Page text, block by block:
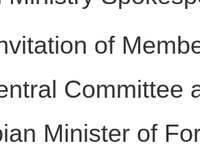
of
Committee
Minister of
品抗生素超标问题” 法